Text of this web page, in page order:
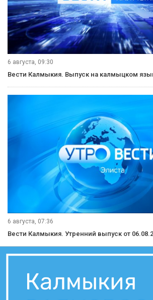
6 августа, 09:30
Вести Калмыкия. Выпуск на калмыцком
6 августа, 07:36
Вести Калмыкия. Утренний выпуск от